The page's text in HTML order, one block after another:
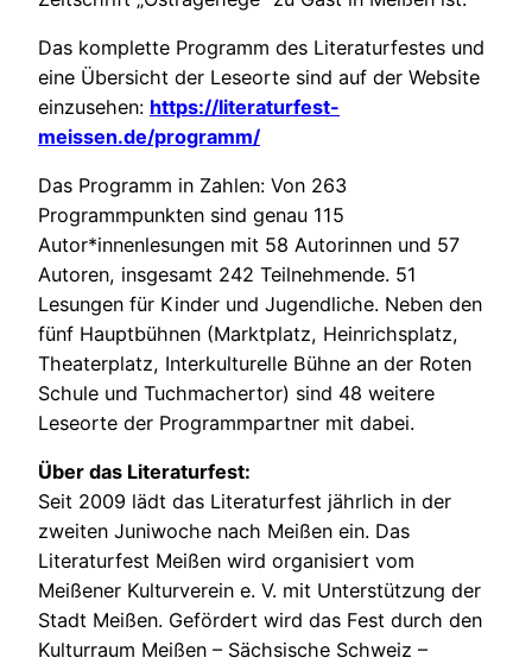
Das komplette Programm des Literaturfestes und
eine Übersicht der Leseorte sind auf der Website
einzusehen: https://literaturfest-
meissen.de/programm/
Das Programm in Zahlen: Von 263
Programmpunkten sind genau 115
Autor*innenlesungen mit 58 Autorinnen und 57
Autoren, insgesamt 242 Teilnehmende. 51
Lesungen für Kinder und Jugendliche. Neben den
fünf Hauptbühnen (Marktplatz, Heinrichsplatz,
Theaterplatz, Interkulturelle Bühne an der Roten
Schule und Tuchmachertor) sind 48 weitere
Leseorte der Programmpartner mit dabei.
Über das Literaturfest:
Seit 2009 lädt das Literaturfest jährlich in der
zweiten Juniwoche nach Meißen ein. Das
Literaturfest Meißen wird organisiert vom
Meißener Kulturverein e. V. mit Unterstützung der
Stadt Meißen. Gefördert wird das Fest durch den
Kulturraum Meißen – Sächsische Schweiz –